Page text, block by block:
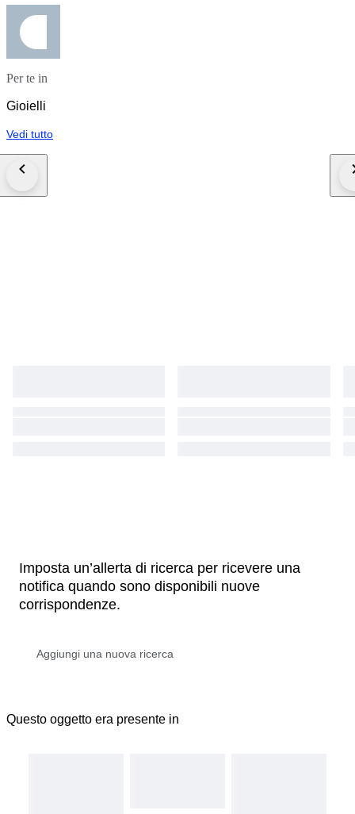
Per te in
Gioielli
Vedi tutto
Imposta un’allerta di ricerca per ricevere una
notifica quando sono disponibili nuove
corrispondenze.
Questo oggetto era presente in